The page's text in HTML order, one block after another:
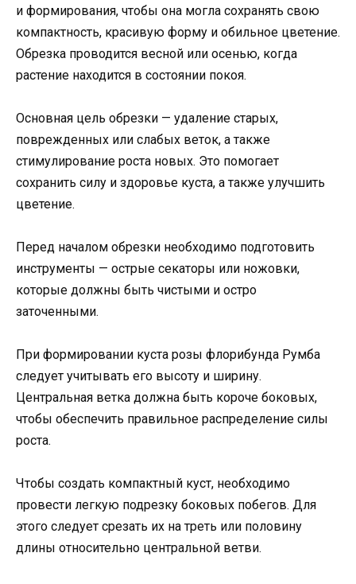
и формирования, чтобы она могла сохранять свою
компактность, красивую форму и обильное цветение.
Обрезка проводится весной или осенью, когда
растение находится в состоянии покоя.
Основная цель обрезки — удаление старых,
поврежденных или слабых веток, а также
стимулирование роста новых. Это помогает
сохранить силу и здоровье куста, а также улучшить
цветение.
Перед началом обрезки необходимо подготовить
инструменты — острые секаторы или ножовки,
которые должны быть чистыми и остро
заточенными.
При формировании куста розы флорибунда Румба
следует учитывать его высоту и ширину.
Центральная ветка должна быть короче боковых,
чтобы обеспечить правильное распределение силы
роста.
Чтобы создать компактный куст, необходимо
провести легкую подрезку боковых побегов. Для
этого следует срезать их на треть или половину
длины относительно центральной ветви.